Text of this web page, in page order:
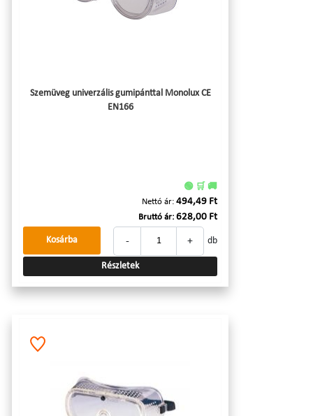
Szemüveg univerzális gumipánttal Monolux CE
EN166
🟢 🛒 🚚
Nettó ár: 494,49 Ft
Bruttó ár: 628,00 Ft
- + db
Kosárba
Részletek